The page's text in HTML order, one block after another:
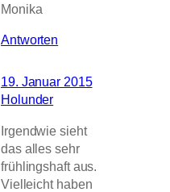
Monika
Antworten
19. Januar 2015
Holunder
Irgendwie sieht
das alles sehr
frühlingshaft aus.
Vielleicht haben